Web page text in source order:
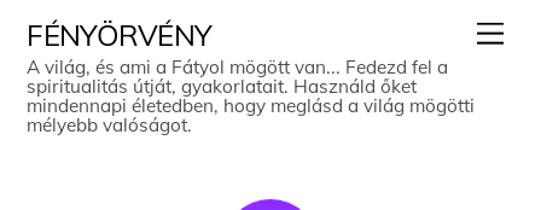
content
FÉNYÖRVÉNY
A világ, és ami a Fátyol mögött van... Fedezd fel a
spiritualitás útját, gyakorlatait. Használd őket
mindennapi életedben, hogy meglásd a világ mögötti
mélyebb valóságot.